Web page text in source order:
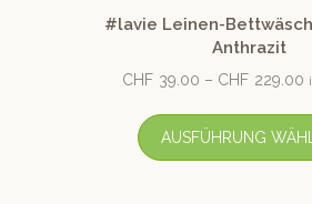
#lavie Leinen-
Anthrazit
CHF 39.00 – CHF 229.00
AUSFÜHRUNG